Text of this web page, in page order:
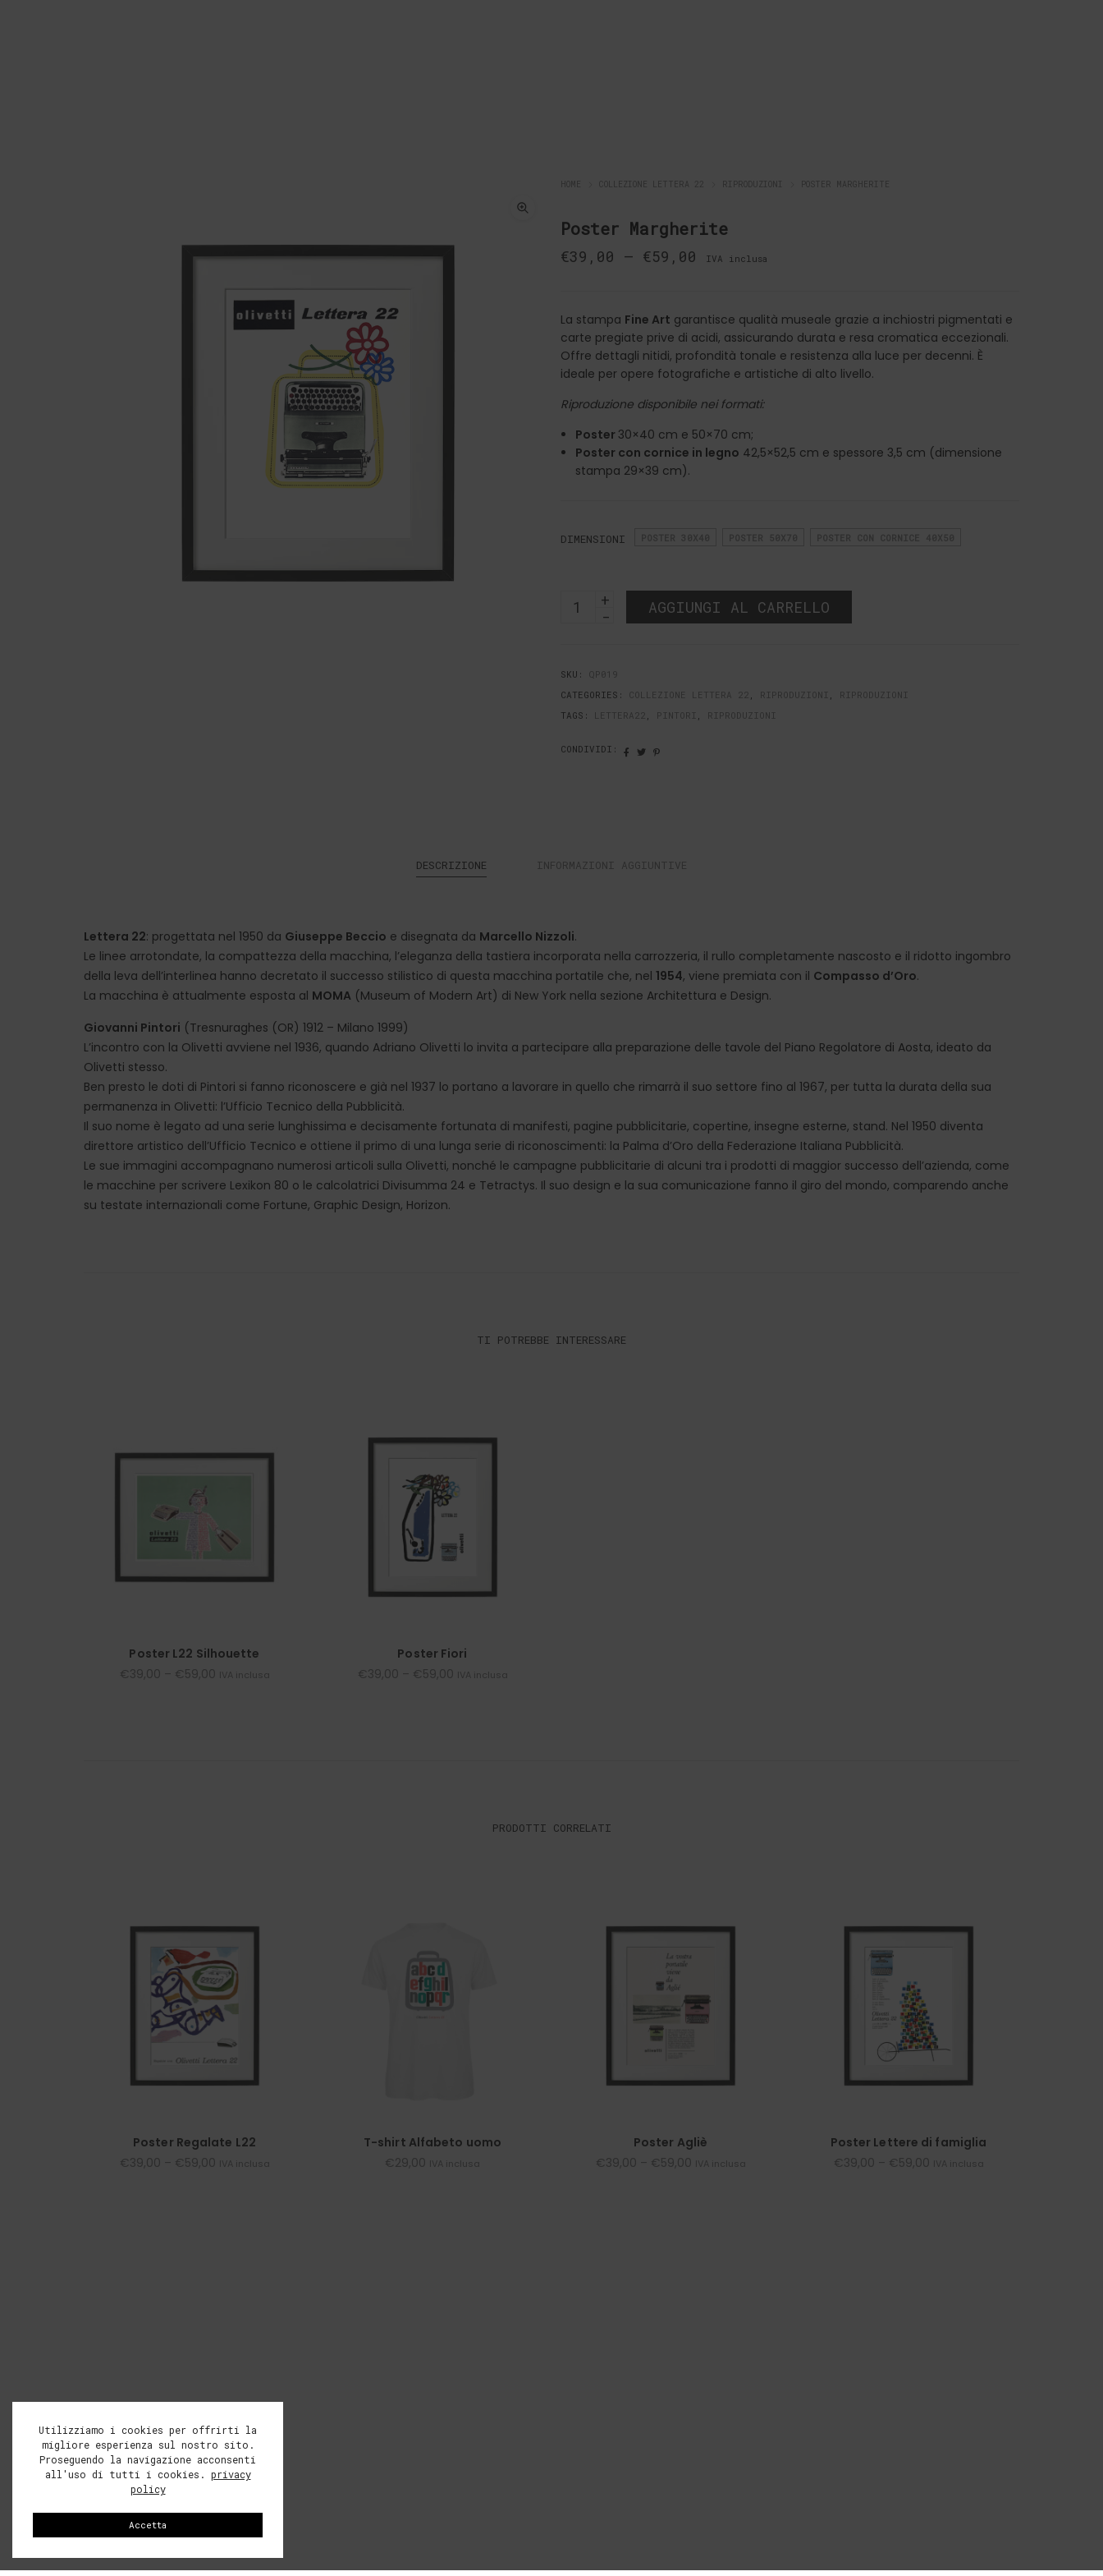
HOME COLLEZIONE LETTERA 22 RIPRODUZIONI POSTER MARGHERITE
Poster Margherite
€39,00 – €59,00 IVA inclusa
La stampa Fine Art garantisce qualità museale grazie a inchiostri pigmentati e
carte pregiate prive di acidi, assicurando durata e resa cromatica eccezionali.
Offre dettagli nitidi, profondità tonale e resistenza alla luce per decenni. È
ideale per opere fotografiche e artistiche di alto livello.
Riproduzione disponibile nei formati:
Poster 30×40 cm e 50×70 cm;
Poster con cornice in legno 42,5×52,5 cm e spessore 3,5 cm (dimensione
stampa 29×39 cm).
DIMENSIONI
Margherite
AGGIUNGI AL CARRELLO
SKU: QP019
CATEGORIES: COLLEZIONE LETTERA 22 , RIPRODUZIONI , RIPRODUZIONI
TAGS: LETTERA22 , PINTORI , RIPRODUZIONI
CONDIVIDI:
DESCRIZIONE INFORMAZIONI AGGIUNTIVE
Lettera 22: progettata nel 1950 da Giuseppe Beccio e disegnata da Marcello Nizzoli.
Le linee arrotondate, la compattezza della macchina, l’eleganza della tastiera incorporata nella carrozzeria, il rullo completamente nascosto e il ridotto ingombro
della leva dell’interlinea hanno decretato il successo stilistico di questa macchina portatile che, nel 1954, viene premiata con il Compasso d’Oro.
La macchina è attualmente esposta al MOMA (Museum of Modern Art) di New York nella sezione Architettura e Design.
Giovanni Pintori (Tresnuraghes (OR) 1912 – Milano 1999)
L’incontro con la Olivetti avviene nel 1936, quando Adriano Olivetti lo invita a partecipare alla preparazione delle tavole del Piano Regolatore di Aosta, ideato da
Olivetti stesso.
Ben presto le doti di Pintori si fanno riconoscere e già nel 1937 lo portano a lavorare in quello che rimarrà il suo settore fino al 1967, per tutta la durata della sua
permanenza in Olivetti: l’Ufficio Tecnico della Pubblicità.
Il suo nome è legato ad una serie lunghissima e decisamente fortunata di manifesti, pagine pubblicitarie, copertine, insegne esterne, stand. Nel 1950 diventa
direttore artistico dell’Ufficio Tecnico e ottiene il primo di una lunga serie di riconoscimenti: la Palma d’Oro della Federazione Italiana Pubblicità.
Le sue immagini accompagnano numerosi articoli sulla Olivetti, nonché le campagne pubblicitarie di alcuni tra i prodotti di maggior successo dell’azienda, come
le macchine per scrivere Lexikon 80 o le calcolatrici Divisumma 24 e Tetractys. Il suo design e la sua comunicazione fanno il giro del mondo, comparendo anche
su testate internazionali come Fortune, Graphic Design, Horizon.
TI POTREBBE INTERESSARE
Poster L22 Silhouette
€39,00 – €59,00 IVA inclusa
Poster Fiori
€39,00 – €59,00 IVA inclusa
PRODOTTI CORRELATI
Poster Regalate L22
€39,00 – €59,00 IVA inclusa
T-shirt Alfabeto uomo
€29,00 IVA inclusa
Poster Agliè
€39,00 – €59,00 IVA inclusa
Poster Lettere di famiglia
€39,00 – €59,00 IVA inclusa
Utilizziamo i cookies per offrirti la
migliore esperienza sul nostro sito.
Proseguendo la navigazione acconsenti
all'uso di tutti i cookies. privacy
policy
Accetta